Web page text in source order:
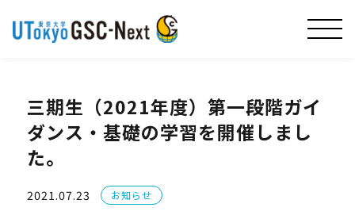
三期生（2021年度）第一段階ガイ
ダンス・基礎の学習を開催しまし
た。
2021.07.23 お知らせ